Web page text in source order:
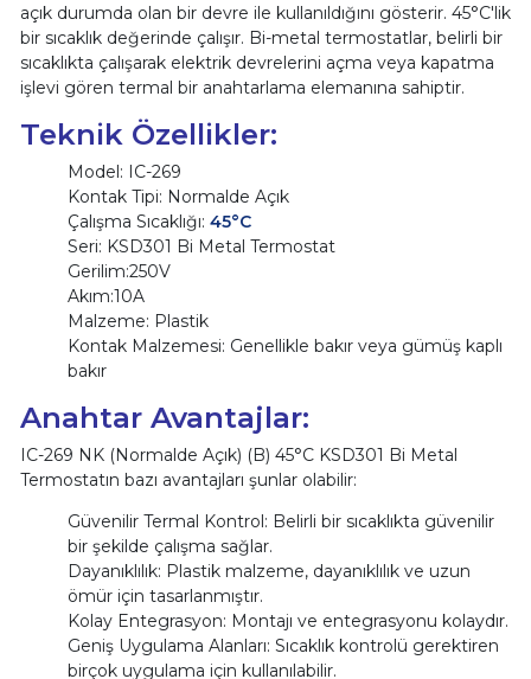
açık durumda olan bir devre ile kullanıldığını gösterir. 45°C'lik
bir sıcaklık değerinde çalışır. Bi-metal termostatlar, belirli bir
sıcaklıkta çalışarak elektrik devrelerini açma veya kapatma
işlevi gören termal bir anahtarlama elemanına sahiptir.
Teknik Özellikler:
Model: IC-269
Kontak Tipi: Normalde Açık
Çalışma Sıcaklığı: 45°C
Seri: KSD301 Bi Metal Termostat
Gerilim:250V
Akım:10A
Malzeme: Plastik
Kontak Malzemesi: Genellikle bakır veya gümüş kaplı
bakır
Anahtar Avantajlar:
IC-269 NK (Normalde Açık) (B) 45°C KSD301 Bi Metal
Termostatın bazı avantajları şunlar olabilir:
Güvenilir Termal Kontrol: Belirli bir sıcaklıkta güvenilir
bir şekilde çalışma sağlar.
Dayanıklılık: Plastik malzeme, dayanıklılık ve uzun
ömür için tasarlanmıştır.
Kolay Entegrasyon: Montajı ve entegrasyonu kolaydır.
Geniş Uygulama Alanları: Sıcaklık kontrolü gerektiren
birçok uygulama için kullanılabilir.